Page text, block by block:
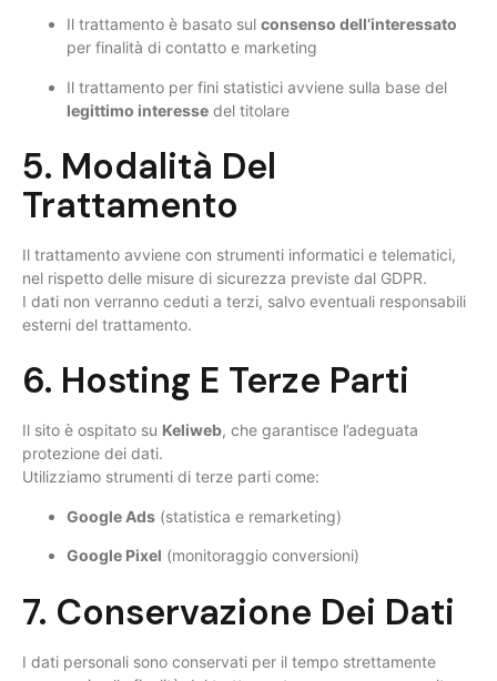
Il trattamento è basato sul consenso dell’interessato
per finalità di contatto e marketing
Il trattamento per fini statistici avviene sulla base del
legittimo interesse del titolare
5. Modalità Del
Trattamento
Il trattamento avviene con strumenti informatici e telematici,
nel rispetto delle misure di sicurezza previste dal GDPR.
I dati non verranno ceduti a terzi, salvo eventuali responsabili
esterni del trattamento.
6. Hosting E Terze Parti
Il sito è ospitato su Keliweb, che garantisce l’adeguata
protezione dei dati.
Utilizziamo strumenti di terze parti come:
Google Ads (statistica e remarketing)
Google Pixel (monitoraggio conversioni)
7. Conservazione Dei Dati
I dati personali sono conservati per il tempo strettamente